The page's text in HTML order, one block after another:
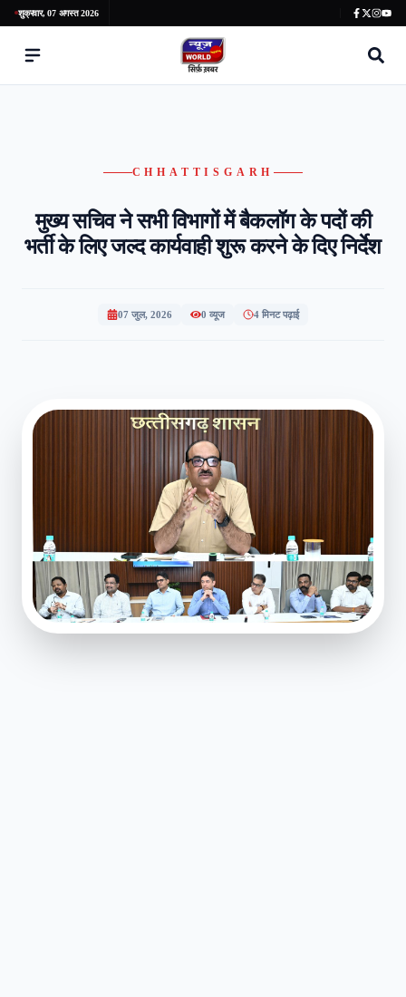
शुक्रवार, 07 अगस्त 2026
CHHATTISGARH
मुख्य सचिव ने सभी विभागों में बैकलॉग के पदों की
भर्ती के लिए जल्द कार्यवाही शुरू करने के दिए निर्देश
07 जुल, 2026 0 व्यूज 4 मिनट पढ़ाई